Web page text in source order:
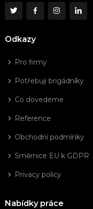
Odkazy
Pro firmy
Potřebuji brigádníky
Co dovedeme
Reference
Obchodní podmínky
Směrnice EU k GDPR
Privacy policy
Nabídky práce